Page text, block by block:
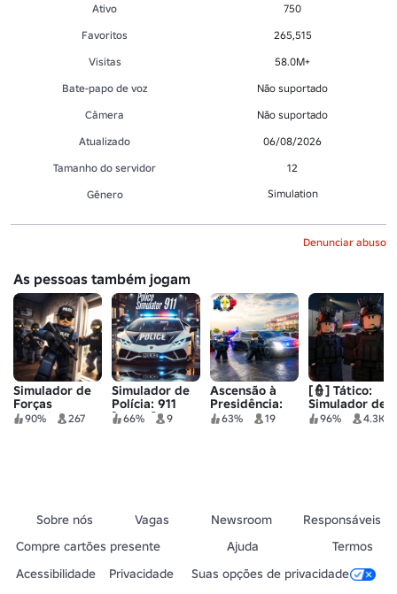
Ativo
750
Favoritos
265,515
Visitas
58.0M+
Bate-papo de voz
Não suportado
Câmera
Não suportado
Atualizado
06/08/2026
Tamanho do servidor
12
Gênero
Simulation
Denunciar abuso
As pessoas também jogam
Simulador de
Forças
Especiais
90% 267
Simulador de
Polícia: 911
[NOVO]
66% 9
Ascensão à
Presidência:
Cidade de
63% 19
[👮] Tático:
Simulador de
SWAT
96% 4.3K
Sobre nós Vagas Newsroom
Responsáveis
Compre cartões presente
Ajuda
Termos
Acessibilidade
Privacidade
Suas opções de privacidade